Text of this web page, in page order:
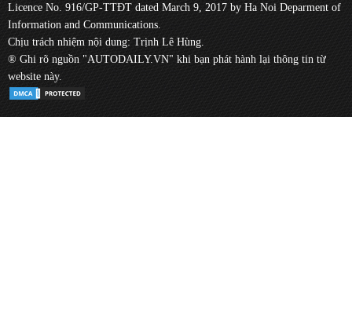
Licence No. 916/GP-TTĐT dated March 9, 2017 by Ha Noi Deparment of
Information and Communications.
Chịu trách nhiệm nội dung: Trịnh Lê Hùng.
® Ghi rõ nguồn "AUTODAILY.VN" khi bạn phát hành lại thông tin từ
website này.